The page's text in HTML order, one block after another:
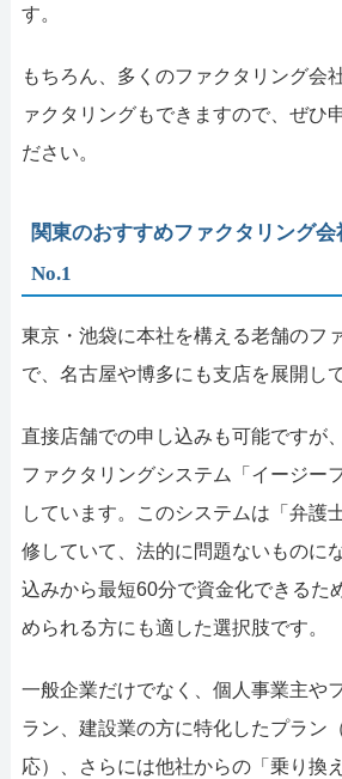
す。
もちろん、多くのファクタリング会
ァクタリングもできますので、ぜひ
ださい。
関東のおすすめファクタリング
No.1
東京・池袋に本社を構える老舗のフ
で、名古屋や博多にも支店を展開し
直接店舗での申し込みも可能ですが
ファクタリングシステム「イージー
しています。このシステムは「弁護
修していて、法的に問題ないものに
込みから最短60分で資金化できるた
められる方にも適した選択肢です。
一般企業だけでなく、個人事業主や
ラン、建設業の方に特化したプラン
応）、さらには他社からの「乗り換